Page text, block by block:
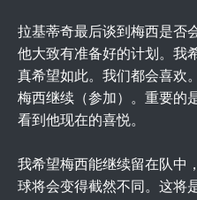
拉基蒂奇最后谈到梅西是否
他大致有准备好的计划。我
真希望如此。我们都会喜欢
梅西继续（参加）。重要的
看到他现在的喜悦。
我希望梅西能继续留在队中
球将会变得截然不同。这将